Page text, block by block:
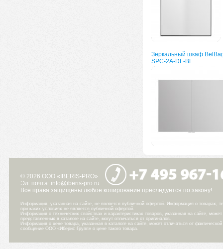
Зеркальный шкаф
SPC-2A-DL-BL
© 2026 ООО «IBERIS-PRO»
Эл. почта: info@iberis-pro.ru
Все права защищены любое копирование преследуется по закону!
Информация, указанная на сайте, не является публичной офертой. Информация о товарах,
при каких условиях не является публичной офертой.
Информация о технических свойствах и характеристиках товаров, указанная на сайте,
представленных в каталоге на сайте, могут отличаться от оригиналов.
Информация о цене товара, указанная в каталоге на сайте, может отличаться от
сообщение ООО «Иберис Групп» о цене такого товара.